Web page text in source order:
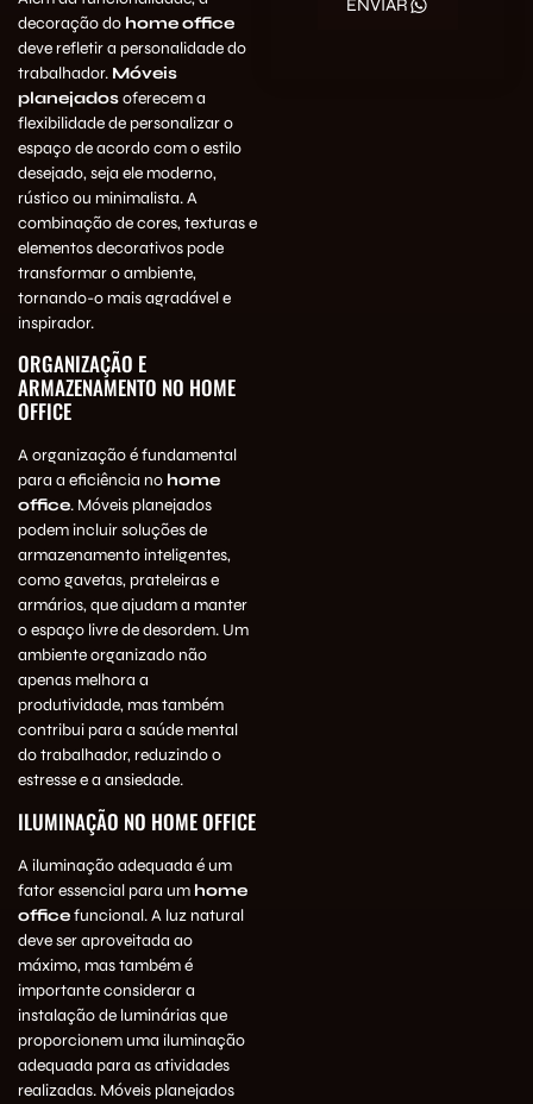
decoração do home office
deve refletir a personalidade do
trabalhador. Móveis
planejadosoferecem a
flexibilidade de personalizar o
espaço de acordo com o estilo
desejado, seja ele moderno,
rústico ou minimalista. A
combinação de cores, texturas e
elementos decorativos pode
transformar o ambiente,
tornando-o mais agradável e
inspirador.
ORGANIZAÇÃO E
ARMAZENAMENTO NO HOME
OFFICE
A organização é fundamental
para a eficiência no home
office. Móveis planejados
podem incluir soluções de
armazenamento inteligentes,
como gavetas, prateleirase
armários, que ajudam a manter
o espaço livre de desordem. Um
ambiente organizado não
apenas melhora a
produtividade, mas também
contribui para a saúde mental
do trabalhador, reduzindo o
estresse e a ansiedade.
ILUMINAÇÃO NO HOME OFFICE
A iluminação adequada é um
fator essencial para um home
officefuncional. A luz natural
deve ser aproveitada ao
máximo, mas também é
importante considerar a
instalação de luminárias que
proporcionem uma iluminação
adequada para as atividades
realizadas. Móveis planejados
ENVIAR